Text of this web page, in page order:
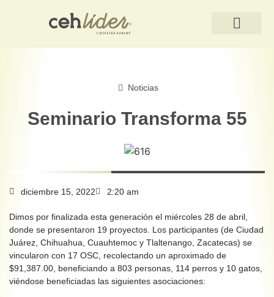
Noticias
Seminario Transforma 55
diciembre 15, 2022 2:20 am
Dimos por finalizada esta generación el miércoles 28 de abril,
donde se presentaron 19 proyectos. Los participantes (de Ciudad
Juárez, Chihuahua, Cuauhtemoc y Tlaltenango, Zacatecas) se
vincularon con 17 OSC, recolectando un aproximado de
$91,387.00, beneficiando a 803 personas, 114 perros y 10 gatos,
viéndose beneficiadas las siguientes asociaciones: